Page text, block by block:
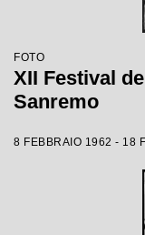
FOTO
XII Festival
Sanremo
8 FEBBRAIO 1962 - 18